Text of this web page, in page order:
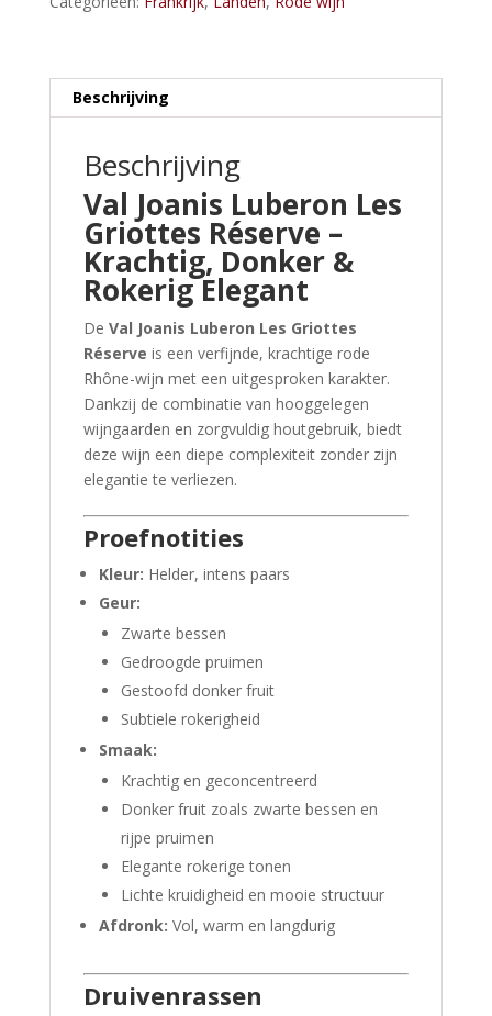
Réserve
Beschrijving
Beschrijving
Val Joanis Luberon Les
Griottes Réserve –
Krachtig, Donker &
Rokerig Elegant
De Val Joanis Luberon Les Griottes
Réserve is een verfijnde, krachtige rode
Rhône-wijn met een uitgesproken karakter.
Dankzij de combinatie van hooggelegen
wijngaarden en zorgvuldig houtgebruik, biedt
deze wijn een diepe complexiteit zonder zijn
elegantie te verliezen.
Proefnotities
Kleur: Helder, intens paars
Geur:
Zwarte bessen
Gedroogde pruimen
Gestoofd donker fruit
Subtiele rokerigheid
Smaak:
Krachtig en geconcentreerd
Donker fruit zoals zwarte bessen en
rijpe pruimen
Elegante rokerige tonen
Lichte kruidigheid en mooie structuur
Afdronk: Vol, warm en langdurig
Druivenrassen